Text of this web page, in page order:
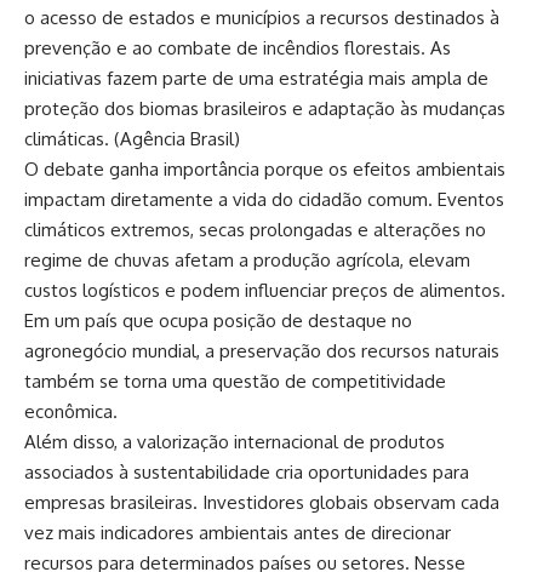
o acesso de estados e municípios a recursos destinados à
prevenção e ao combate de incêndios florestais. As
iniciativas fazem parte de uma estratégia mais ampla de
proteção dos biomas brasileiros e adaptação às mudanças
climáticas. (Agência Brasil)
O debate ganha importância porque os efeitos ambientais
impactam diretamente a vida do cidadão comum. Eventos
climáticos extremos, secas prolongadas e alterações no
regime de chuvas afetam a produção agrícola, elevam
custos logísticos e podem influenciar preços de alimentos.
Em um país que ocupa posição de destaque no
agronegócio mundial, a preservação dos recursos naturais
também se torna uma questão de competitividade
econômica.
Além disso, a valorização internacional de produtos
associados à sustentabilidade cria oportunidades para
empresas brasileiras. Investidores globais observam cada
vez mais indicadores ambientais antes de direcionar
recursos para determinados países ou setores. Nesse